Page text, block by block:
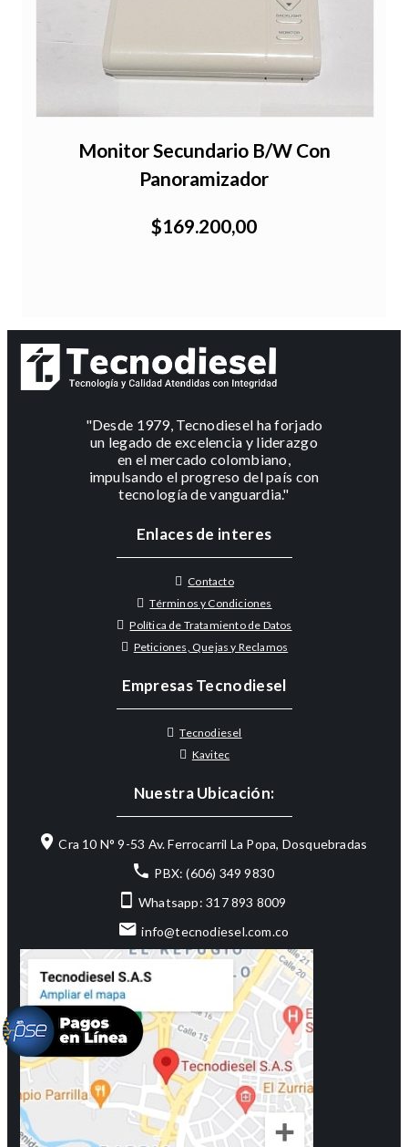
Monitor Secundario B/W Con
Panoramizador
$169.200,00
"Desde 1979, Tecnodiesel ha forjado
un legado de excelencia y liderazgo
en el mercado colombiano,
impulsando el progreso del país con
tecnología de vanguardia."
Enlaces de interes
Contacto
Términos y Condiciones
Política de Tratamiento de Datos
Peticiones, Quejas y Reclamos
Empresas Tecnodiesel
Tecnodiesel
Kavitec
Nuestra Ubicación:
Cra 10 N° 9-53 Av. Ferrocarril La Popa, Dosquebradas
PBX: (606) 349 9830
Whatsapp: 317 893 8009
info@tecnodiesel.com.co